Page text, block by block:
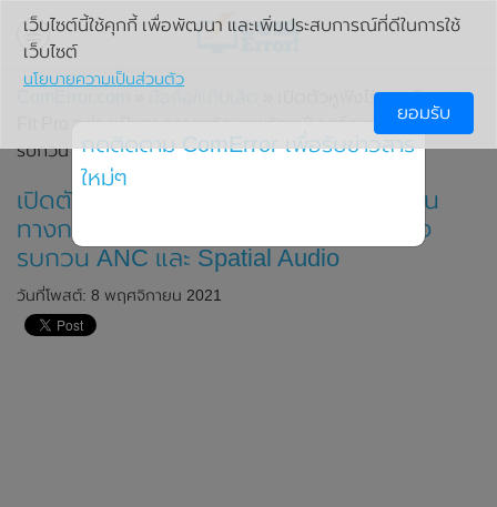
» เปิดตัวหูฟังไร้สาย Beats
Fit Pro อย่างเป็นทางการแล้ว มาพร้อมฟีเจอร์ระบบตัดเสียง
รบกวน ANC และ Spatial Audio
เปิดตัวหูฟังไร้สาย Beats Fit Pro อย่างเป็น
ทางการแล้ว มาพร้อมฟีเจอร์ระบบตัดเสียง
รบกวน ANC และ Spatial Audio
วันที่โพสต์: 8 พฤศจิกายน 2021
เว็บไซต์นี้ใช้คุกกี้ เพื่อพัฒนา และเพิ่มประสบการณ์ที่ดีในการใช้
เว็บไซต์
นโยบายความเป็นส่วนตัว
ยอมรับ
กดติดตาม ComError เพื่อรับข่าวสาร
ใหม่ๆ